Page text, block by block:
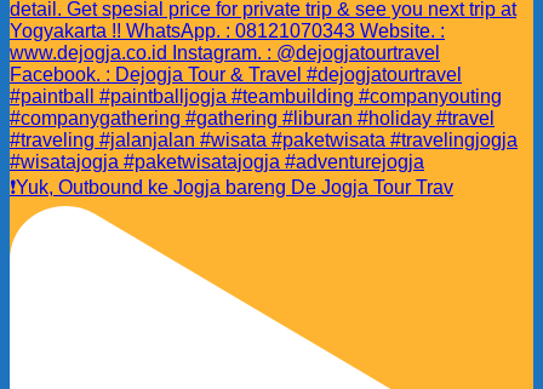
❗️Yuk, Outbound ke Jogja bareng De Jogja Tour Trav